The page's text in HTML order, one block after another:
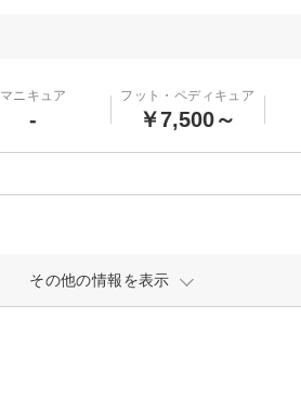
マニキュア
-
フット・ペディキュア
￥7,500～
その他の情報を表示